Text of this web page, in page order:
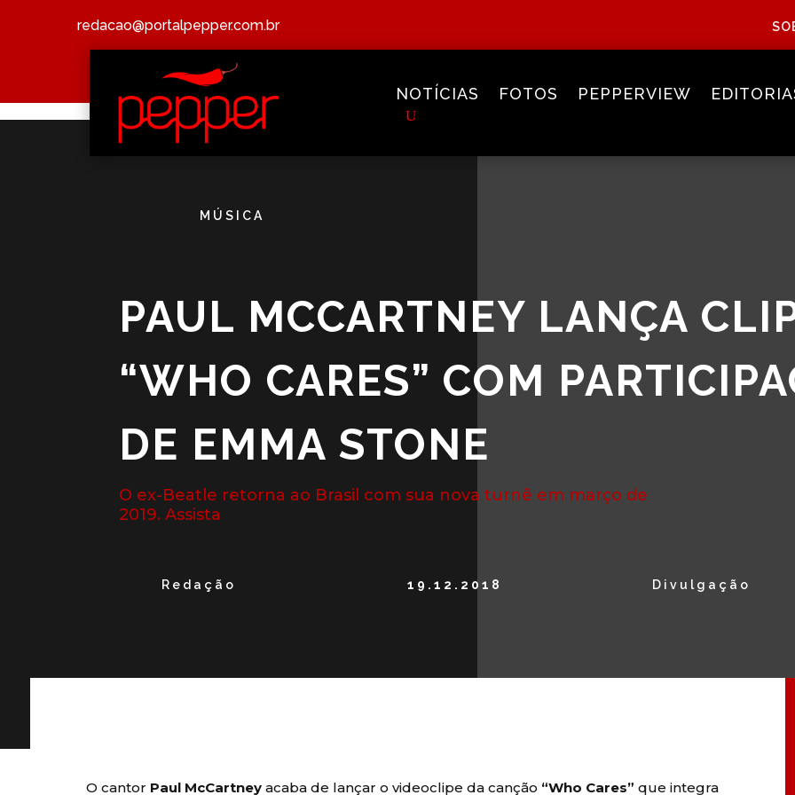
redacao@portalpepper.com.br
NOTÍCIAS FOTOS PEPPERVIEW
MÚSICA
PAUL MCCARTNEY LANÇA
“WHO CARES” COM
DE EMMA STONE
O ex-Beatle retorna ao Brasil com sua nova turnê em março de
2019. Assista
Redação 19.12.2018 Divulgação
O cantor Paul McCartney acaba de lançar o videoclipe da canção “Who Cares” que integra